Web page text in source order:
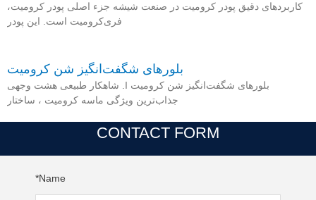
کاربردهای دقیق پودر کرومیت در صنعت شیشه جزء اصلی پودر کرومیت،
فری‌کرومیت است. این پودر
بلورهای شگفت‌انگیز شن کرومیت
بلورهای شگفت‌انگیز شن کرومیت I. شاهکار طبیعی هشت وجهی
جذاب‌ترین ویژگی ماسه کرومیت ، ساختار
CONTACT FORM
Name*